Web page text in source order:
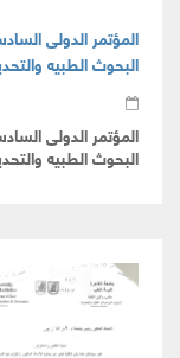
المؤتمر الدولى
البحوث الطبيه
المؤتمر الدولى
البحوث الطبيه